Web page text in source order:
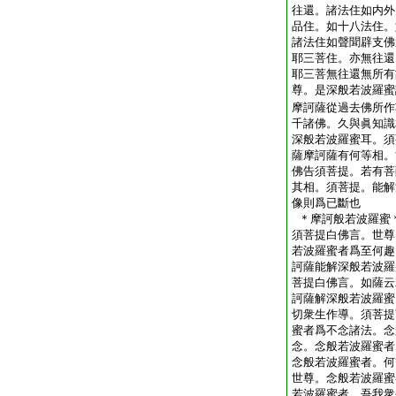
往還。諸法住如内
品住。如十八法住
諸法住如聲聞辟支
耶三菩住。亦無往
耶三菩無往還無所
尊。是深般若波羅
摩訶薩從過去佛所
千諸佛。久與眞知
深般若波羅蜜耳。
薩摩訶薩有何等相
佛告須菩提。若有
其相。須菩提。能
像則爲已斷也
＊摩訶般若波羅蜜
須菩提白佛言。世
若波羅蜜者爲至何
訶薩能解深般若波
菩提白佛言。如薩
訶薩解深般若波羅
切衆生作導。須菩
蜜者爲不念諸法。
念。念般若波羅蜜
念般若波羅蜜者。
世尊。念般若波羅